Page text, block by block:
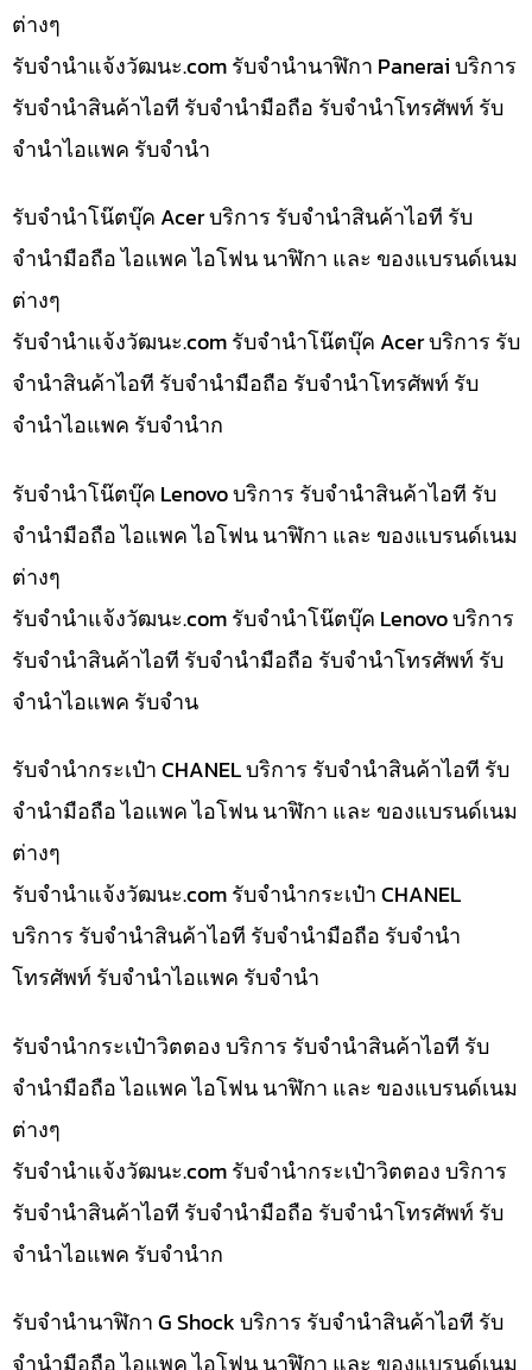
ต่างๆ
รับจํานําแจ้งวัฒนะ.com รับจำนำนาฬิกา Panerai บริการ
รับจำนำสินค้าไอที รับจำนำมือถือ รับจำนำโทรศัพท์ รับ
จำนำไอแพค รับจำนำ
รับจำนำโน๊ตบุ๊ค Acer บริการ รับจำนำสินค้าไอที รับ
จำนำมือถือ ไอแพค ไอโฟน นาฬิกา และ ของแบรนด์เนม
ต่างๆ
รับจํานําแจ้งวัฒนะ.com รับจำนำโน๊ตบุ๊ค Acer บริการ รับ
จำนำสินค้าไอที รับจำนำมือถือ รับจำนำโทรศัพท์ รับ
จำนำไอแพค รับจำนำก
รับจำนำโน๊ตบุ๊ค Lenovo บริการ รับจำนำสินค้าไอที รับ
จำนำมือถือ ไอแพค ไอโฟน นาฬิกา และ ของแบรนด์เนม
ต่างๆ
รับจํานําแจ้งวัฒนะ.com รับจำนำโน๊ตบุ๊ค Lenovo บริการ
รับจำนำสินค้าไอที รับจำนำมือถือ รับจำนำโทรศัพท์ รับ
จำนำไอแพค รับจำน
รับจำนำกระเป๋า CHANEL บริการ รับจำนำสินค้าไอที รับ
จำนำมือถือ ไอแพค ไอโฟน นาฬิกา และ ของแบรนด์เนม
ต่างๆ
รับจํานําแจ้งวัฒนะ.com รับจำนำกระเป๋า CHANEL
บริการ รับจำนำสินค้าไอที รับจำนำมือถือ รับจำนำ
โทรศัพท์ รับจำนำไอแพค รับจำนำ
รับจำนำกระเป๋าวิตตอง บริการ รับจำนำสินค้าไอที รับ
จำนำมือถือ ไอแพค ไอโฟน นาฬิกา และ ของแบรนด์เนม
ต่างๆ
รับจํานําแจ้งวัฒนะ.com รับจำนำกระเป๋าวิตตอง บริการ
รับจำนำสินค้าไอที รับจำนำมือถือ รับจำนำโทรศัพท์ รับ
จำนำไอแพค รับจำนำก
รับจำนำนาฬิกา G Shock บริการ รับจำนำสินค้าไอที รับ
จำนำมือถือ ไอแพค ไอโฟน นาฬิกา และ ของแบรนด์เนม